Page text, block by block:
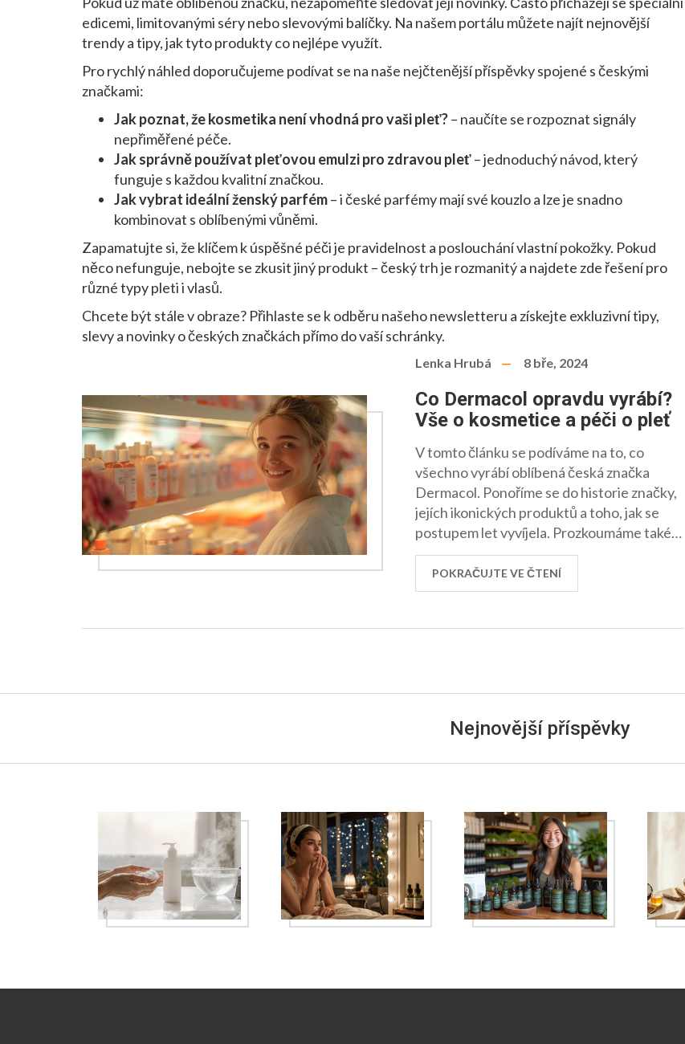
edicemi, limitovanými séry nebo slevovými balíčky. Na našem portálu můžete najít nejnovější
trendy a tipy, jak tyto produkty co nejlépe využít.
Pro rychlý náhled doporučujeme podívat se na naše nejčtenější příspěvky spojené s českými
značkami:
Jak poznat, že kosmetika není vhodná pro vaši pleť?– naučíte se rozpoznat signály
nepřiměřené péče.
Jak správně používat pleťovou emulzi pro zdravou pleť– jednoduchý návod, který
funguje s každou kvalitní značkou.
Jak vybrat ideální ženský parfém– i české parfémy mají své kouzlo a lze je snadno
kombinovat s oblíbenými vůněmi.
Zapamatujte si, že klíčem k úspěšné péči je pravidelnost a poslouchání vlastní pokožky. Pokud
něco nefunguje, nebojte se zkusit jiný produkt – český trh je rozmanitý a najdete zde řešení pro
různé typy pleti i vlasů.
Chcete být stále v obraze? Přihlaste se k odběru našeho newsletteru a získejte exkluzivní tipy,
slevy a novinky o českých značkách přímo do vaší schránky.
Lenka Hrubá 8 bře, 2024
Co Dermacol opravdu vyrábí?
Vše o kosmetice a péči o pleť
V tomto článku se podíváme na to, co
všechno vyrábí oblíbená česká značka
Dermacol. Ponoříme se do historie značky,
jejích ikonických produktů a toho, jak se
postupem let vyvíjela. Prozkoumáme také
aktuální nabídku Dermacolu, včetně péče o
pleť a tělo, dekorativní kosmetiky a tipů na
to, jak tyto produkty používat pro co
POKRAČUJTE VE ČTENÍ
Nejnovější příspěvky